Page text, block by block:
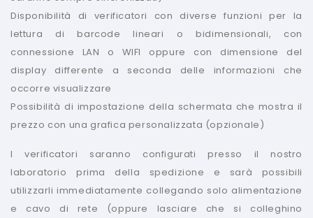
Disponibilità di verificatori con diverse funzioni per la
lettura di barcode lineari o bidimensionali, con
connessione LAN o WIFI oppure con dimensione del
display differente a seconda delle informazioni che
occorre visualizzare
Possibilità di impostazione della schermata che mostra il
prezzo con una grafica personalizzata (opzionale)
I verificatori saranno configurati presso il nostro
laboratorio prima della spedizione e sarà possibili
utilizzarli immediatamente collegando solo alimentazione
e cavo di rete (oppure lasciare che si colleghino